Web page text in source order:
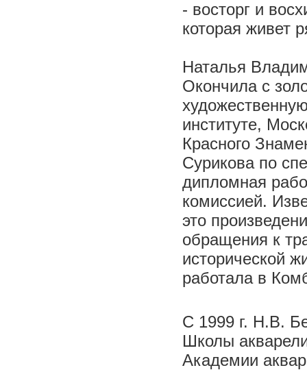
- восторг и
которая живет
Наталья
Окончила с
институте,
Красного
Сурикова по
дипломная
комиссией.
это
обращения к
исторической
работала в
С 1999 г. Н.В.
Школы
Академии